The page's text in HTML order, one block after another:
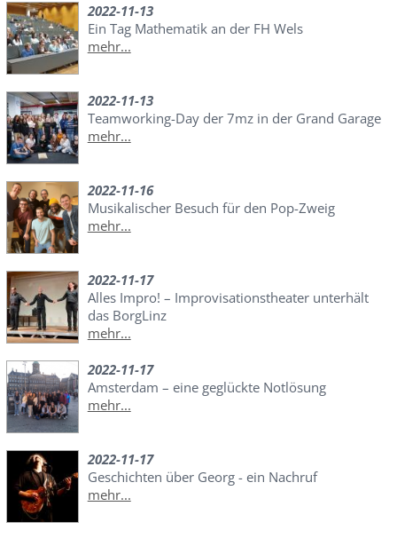
2022-11-13
Ein Tag Mathematik an der FH Wels
mehr...
2022-11-13
Teamworking-Day der 7mz in der Grand Garage
mehr...
2022-11-16
Musikalischer Besuch für den Pop-Zweig
mehr...
2022-11-17
Alles Impro! – Improvisationstheater unterhält
das BorgLinz
mehr...
2022-11-17
Amsterdam – eine geglückte Notlösung
mehr...
2022-11-17
Geschichten über Georg - ein Nachruf
mehr...